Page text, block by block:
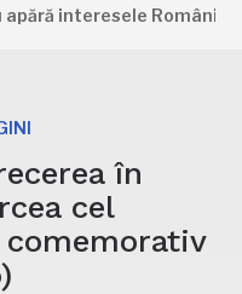
României: „Unul dintre
în
cel